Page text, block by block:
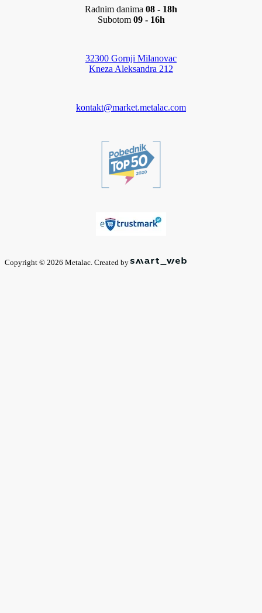
Radnim danima 08 - 18h
Subotom 09 - 16h
32300 Gornji Milanovac
Kneza Aleksandra 212
kontakt@market.metalac.com
Copyright © 2026 Metalac. Created by